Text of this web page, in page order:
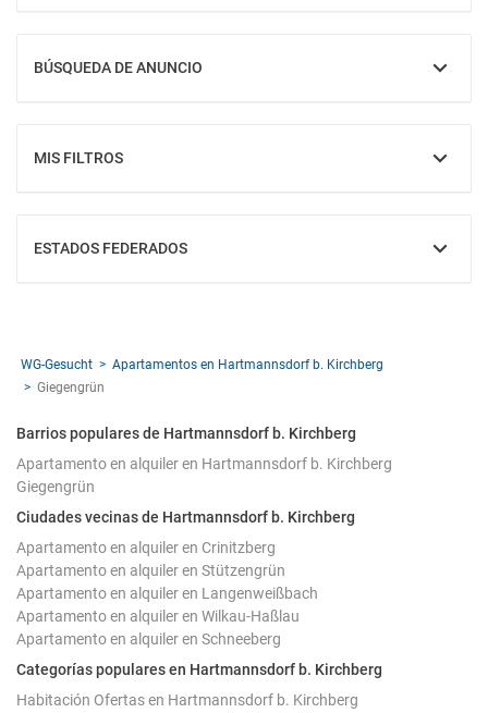
BÚSQUEDA DE ANUNCIO
MOSTRAR
MIS FILTROS
MOSTRAR
ESTADOS FEDERADOS
MOSTRAR
WG-Gesucht
Apartamentos en Hartmannsdorf b. Kirchberg
Giegengrün
Barrios populares de Hartmannsdorf b. Kirchberg
Apartamento en alquiler en Hartmannsdorf b. Kirchberg
Giegengrün
Ciudades vecinas de Hartmannsdorf b. Kirchberg
Apartamento en alquiler en Crinitzberg
Apartamento en alquiler en Stützengrün
Apartamento en alquiler en Langenweißbach
Apartamento en alquiler en Wilkau-Haßlau
Apartamento en alquiler en Schneeberg
Categorías populares en Hartmannsdorf b. Kirchberg
Habitación Ofertas en Hartmannsdorf b. Kirchberg